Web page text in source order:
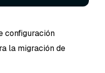
configuración
la migración de